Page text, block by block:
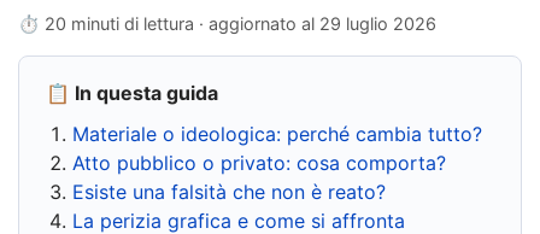
⏱ 20 minuti di lettura · aggiornato al 29 luglio 2026
📋 In questa guida
Materiale o ideologica: perché cambia tutto?
Atto pubblico o privato: cosa comporta?
Esiste una falsità che non è reato?
La perizia grafica e come si affronta